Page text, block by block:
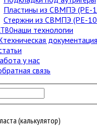
Пластины из СВМПЭ (PE-
Стержни из СВМПЭ (PE-
наши технологии
техническая документация
у нас
связь
(калькулятор)